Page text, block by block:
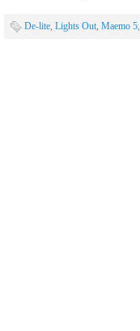
De-lite, Lights Out, Maemo 5,